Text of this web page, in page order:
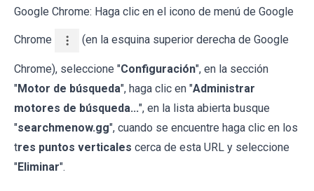
Google Chrome: Haga clic en el icono de menú de Google
Chrome (en la esquina superior derecha de Google
Chrome), seleccione "Configuración", en la sección
"Motor de búsqueda", haga clic en "Administrar
motores de búsqueda...", en la lista abierta busque
"searchmenow.gg", cuando se encuentre haga clic en los
tres puntos verticales cerca de esta URL y seleccione
"Eliminar".